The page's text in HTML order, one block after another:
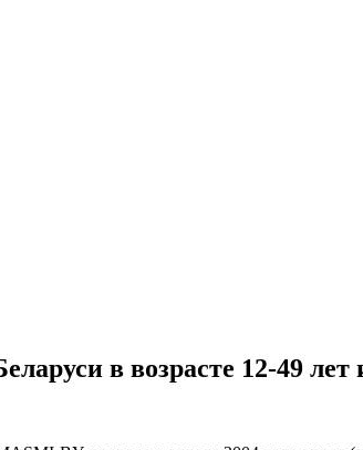
в возрасте 12-49